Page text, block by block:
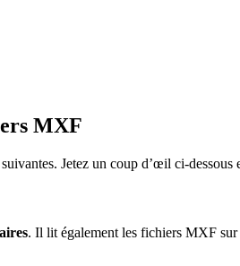
MXF
Jetez un coup d’œil ci-
. Il lit également les fichiers MXF